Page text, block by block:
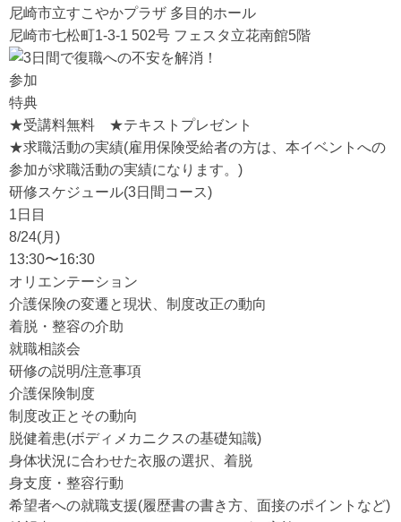
尼崎市立すこやかプラザ 多目的ホール
尼崎市七松町1-3-1 502号 フェスタ立花南館5階
参加
特典
★受講料無料 ★テキストプレゼント
★求職活動の実績(雇用保険受給者の方は、本イベントへの
参加が求職活動の実績になります。)
研修スケジュール(3日間コース)
1日目
8/24(月)
13:30〜16:30
オリエンテーション
介護保険の変遷と現状、制度改正の動向
着脱・整容の介助
就職相談会
研修の説明/注意事項
介護保険制度
制度改正とその動向
脱健着患(ボディメカニクスの基礎知識)
身体状況に合わせた衣服の選択、着脱
身支度・整容行動
希望者への就職支援(履歴書の書き方、面接のポイントなど)